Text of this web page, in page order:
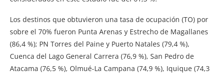
Los destinos que obtuvieron una tasa de ocupación (TO) por
sobre el 70% fueron Punta Arenas y Estrecho de Magallanes
(86,4 %); PN Torres del Paine y Puerto Natales (79,4 %),
Cuenca del Lago General Carrera (76,9 %), San Pedro de
Atacama (76,5 %), Olmué-La Campana (74,9 %), Iquique (74,3